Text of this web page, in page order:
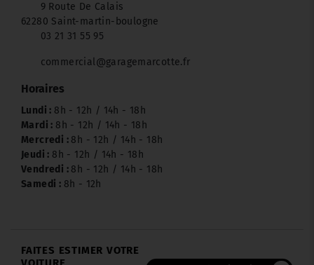
9 Route De Calais
62280 Saint-martin-boulogne
03 21 31 55 95
commercial@garagemarcotte.fr
Horaires
Lundi : 8h - 12h / 14h - 18h
Mardi : 8h - 12h / 14h - 18h
Mercredi : 8h - 12h / 14h - 18h
Jeudi : 8h - 12h / 14h - 18h
Vendredi : 8h - 12h / 14h - 18h
Samedi : 8h - 12h
FAITES ESTIMER VOTRE